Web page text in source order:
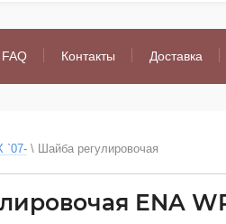
FAQ Контакты Доставка
`07- \ Шайба регулировочая
ENA